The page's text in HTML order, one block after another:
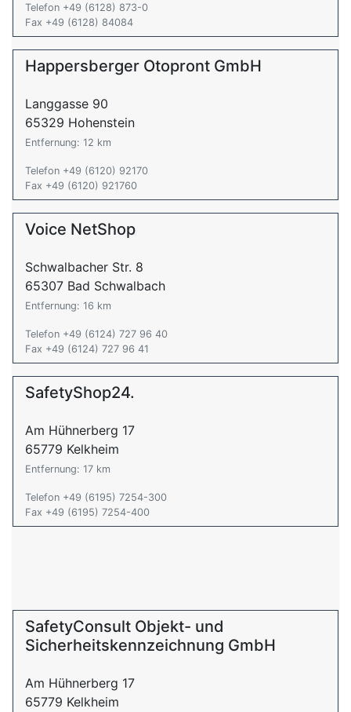
Telefon +49 (6128) 873-0
Fax +49 (6128) 84084
Happersberger Otopront GmbH
Langgasse 90
65329 Hohenstein
Entfernung: 12 km
Telefon +49 (6120) 92170
Fax +49 (6120) 921760
Voice NetShop
Schwalbacher Str. 8
65307 Bad Schwalbach
Entfernung: 16 km
Telefon +49 (6124) 727 96 40
Fax +49 (6124) 727 96 41
SafetyShop24.
Am Hühnerberg 17
65779 Kelkheim
Entfernung: 17 km
Telefon +49 (6195) 7254-300
Fax +49 (6195) 7254-400
SafetyConsult Objekt- und
Sicherheitskennzeichnung GmbH
Am Hühnerberg 17
65779 Kelkheim